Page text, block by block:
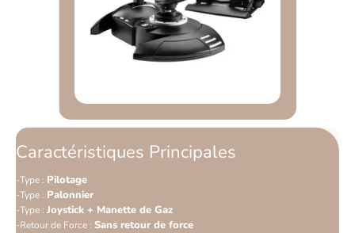
Caractéristiques Principales
Type : Pilotage
Type : Palonnier
Type : Joystick + Manette de Gaz
Retour de Force : Sans retour de force